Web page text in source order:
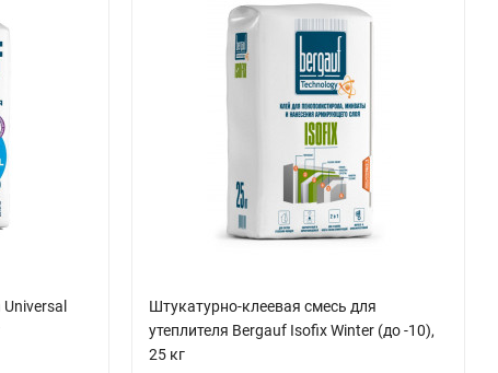
Штукатурно-клеевая смесь для
утеплителя Bergauf Isofix Winter (до -10),
25 кг